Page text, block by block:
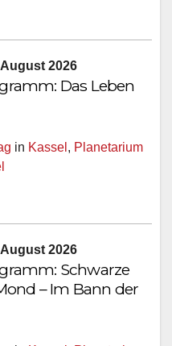
2026
Das Leben
in Kassel , Planetarium
2026
Schwarze
– Im Bann der